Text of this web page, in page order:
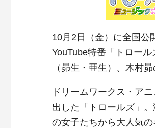
10月2日（金）に全国公
YouTube特番「トロー
（昴生・亜生）、木村
ドリームワークス・ア
出した「トロールズ」
の女子たちから大人気の